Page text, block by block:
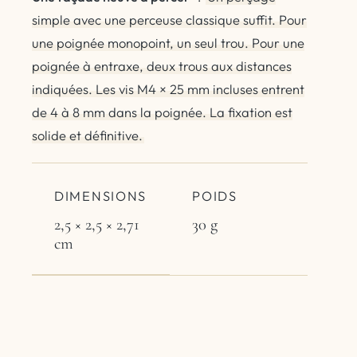
simple avec une perceuse classique suffit. Pour
une poignée monopoint, un seul trou. Pour une
poignée à entraxe, deux trous aux distances
indiquées. Les vis M4 × 25 mm incluses entrent
de 4 à 8 mm dans la poignée. La fixation est
solide et définitive.
DIMENSIONS
2,5 × 2,5 × 2,71
cm
POIDS
30 g